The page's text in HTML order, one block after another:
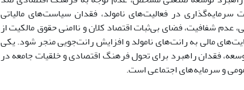
سرمایه‌گذاری در فعالیت‌های نامولد، فقدان سیاست‌های مالیاتی
شفافیت، فضای بی‌ثبات اقتصاد کلان و ناامنی حقوق مالکیت از
مالی به رانت‌های نامولد و افزایش رانت‌جویی منجر شود. یکی
فقدان راهبرد برای تحول فرهنگ اقتصادی و خلقیات جامعه در
و سرمایه‌های اجتماعی ‌است.